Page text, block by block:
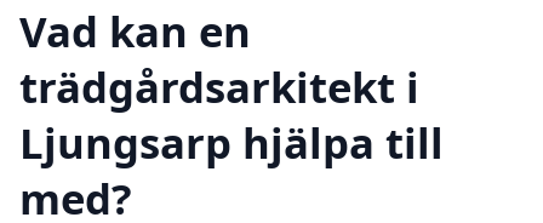
Vad kan en
trädgårdsarkitekt i
Ljungsarp hjälpa till
med?